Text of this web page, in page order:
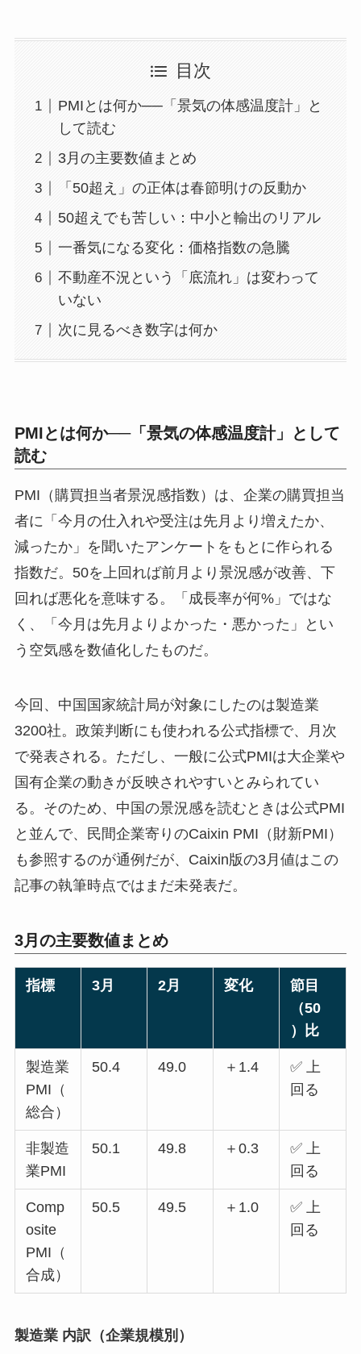
目次
PMIとは何か──「景気の体感温度計」と
して読む
3月の主要数値まとめ
「50超え」の正体は春節明けの反動か
50超えでも苦しい：中小と輸出のリアル
一番気になる変化：価格指数の急騰
不動産不況という「底流れ」は変わって
いない
次に見るべき数字は何か
PMIとは何か──「景気の体感温度計」として
読む
PMI（購買担当者景況感指数）は、企業の購買担当
者に「今月の仕入れや受注は先月より増えたか、
減ったか」を聞いたアンケートをもとに作られる
指数だ。50を上回れば前月より景況感が改善、下
回れば悪化を意味する。「成長率が何%」ではな
く、「今月は先月よりよかった・悪かった」とい
う空気感を数値化したものだ。
今回、中国国家統計局が対象にしたのは製造業
3200社。政策判断にも使われる公式指標で、月次
で発表される。ただし、一般に公式PMIは大企業や
国有企業の動きが反映されやすいとみられてい
る。そのため、中国の景況感を読むときは公式PMI
と並んで、民間企業寄りのCaixin PMI（財新PMI）
も参照するのが通例だが、Caixin版の3月値はこの
記事の執筆時点ではまだ未発表だ。
3月の主要数値まとめ
指標 3月 2月 変化
節目
（50
）比
製造業
PMI（
総合）
50.4 49.0 ＋1.4
✅ 上
回る
非製造
業PMI
50.1 49.8 ＋0.3
✅ 上
回る
Comp
osite
PMI（
合成）
50.5 49.5 ＋1.0
✅ 上
回る
製造業 内訳（企業規模別）